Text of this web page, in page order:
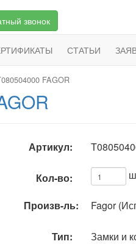
звонок
СТАТЬИ
FAGOR
Артикул:
Кол-во:
Произв-ль: Fagor
Тип: Замки и